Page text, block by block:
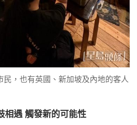
民，也有英國、新加坡及內地的客人
相遇 觸發新的可能性